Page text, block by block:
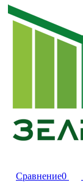
Сравнение0